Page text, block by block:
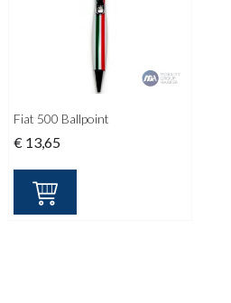
Fiat 500 Ballpoint
€ 13,65